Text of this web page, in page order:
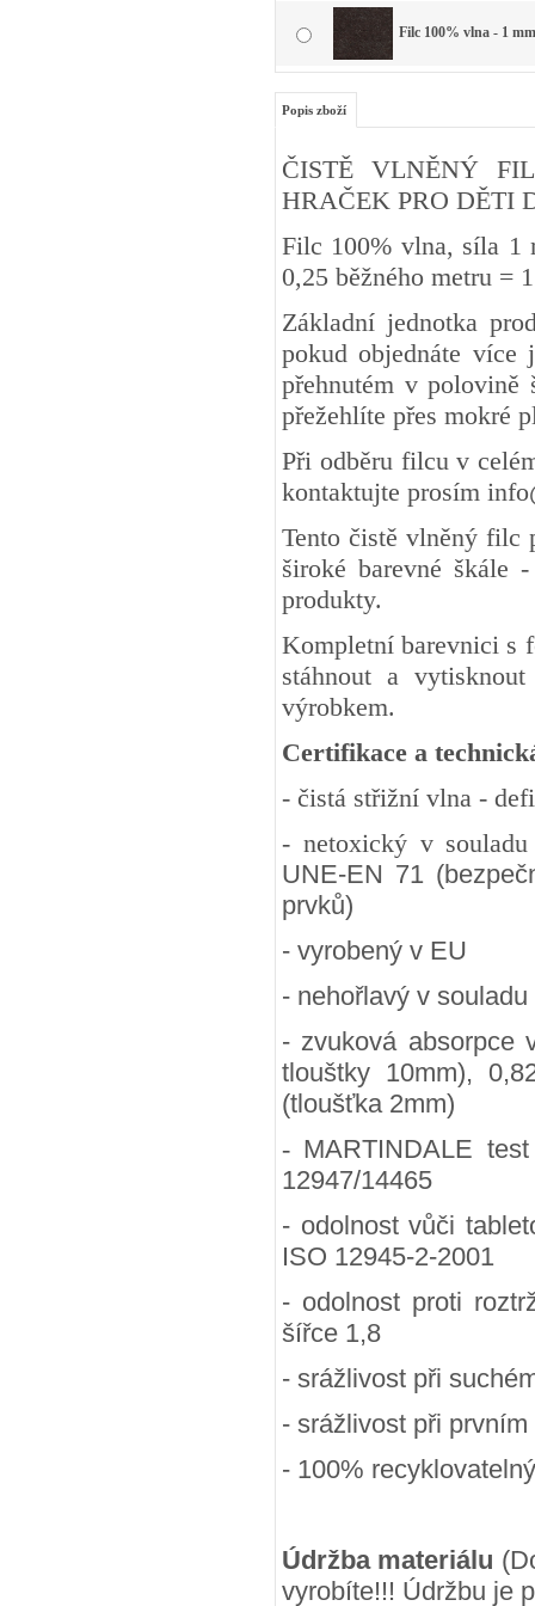
Filc 100% vlna - 1
Popis zboží
ČISTĚ VLNĚNÝ
HRAČEK PRO DĚTI
Filc 100% vlna, síla 1
0,25 běžného metru
Základní jednotka
pokud objednáte více
přehnutém v
přežehlíte přes mokré
Při odběru filcu v
kontaktujte prosím
Tento čistě vlněný filc
široké barevné škále
produkty.
Kompletní barevnici s
stáhnout a
výrobkem.
Certifikace a
- čistá střižní vlna -
- netoxický v
UNE-EN 71
prvků)
- vyrobený v EU
- nehořlavý v
- zvuková absorpce
tlouštky 10mm),
(tloušťka 2mm)
- MARTINDALE
12947/14465
- odolnost vůči
ISO 12945-2-2001
- odolnost proti
šířce 1,8
- srážlivost při
- srážlivost při
- 100% recyklovatelný
Údržba materiálu
vyrobíte!!! Údržbu je